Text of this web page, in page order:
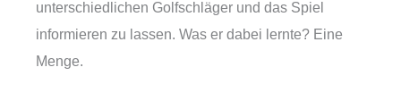
unterschiedlichen Golfschläger und das Spiel
informieren zu lassen. Was er dabei lernte? Eine
Menge.